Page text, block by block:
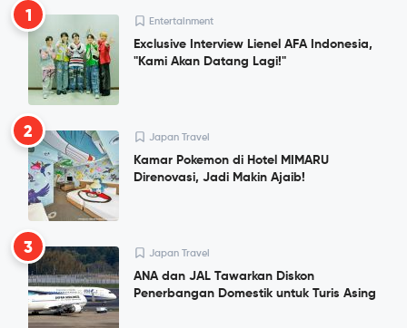
1 Entertainment
Exclusive Interview Lienel AFA Indonesia,
"Kami Akan Datang Lagi!"
2 Japan Travel
Kamar Pokemon di Hotel MIMARU
Direnovasi, Jadi Makin Ajaib!
3 Japan Travel
ANA dan JAL Tawarkan Diskon
Penerbangan Domestik untuk Turis Asing